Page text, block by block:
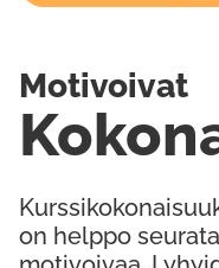
on helppo
Motivoivat